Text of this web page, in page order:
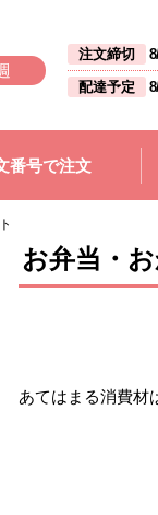
注文締切
配達予定
番号で注文
お弁当・
あてはまる消費材